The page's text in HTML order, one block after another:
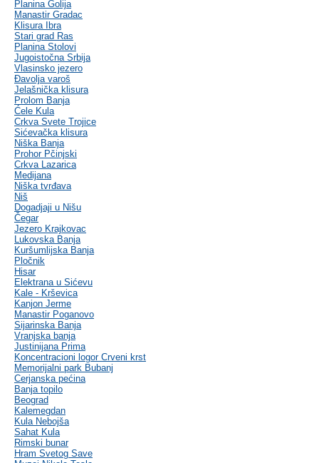
Planina Golija
Manastir Gradac
Klisura Ibra
Stari grad Ras
Planina Stolovi
Jugoistočna Srbija
Vlasinsko jezero
Đavolja varoš
Jelašnička klisura
Prolom Banja
Ćele Kula
Crkva Svete Trojice
Sićevačka klisura
Niška Banja
Prohor Pčinjski
Crkva Lazarica
Medijana
Niška tvrđava
Niš
Dogadjaji u Nišu
Čegar
Jezero Krajkovac
Lukovska Banja
Kuršumlijska Banja
Pločnik
Hisar
Elektrana u Sićevu
Kale - Krševica
Kanjon Jerme
Manastir Poganovo
Sijarinska Banja
Vranjska banja
Justinijana Prima
Koncentracioni logor Crveni krst
Memorijalni park Bubanj
Cerjanska pećina
Banja topilo
Beograd
Kalemegdan
Kula Nebojša
Sahat Kula
Rimski bunar
Hram Svetog Save